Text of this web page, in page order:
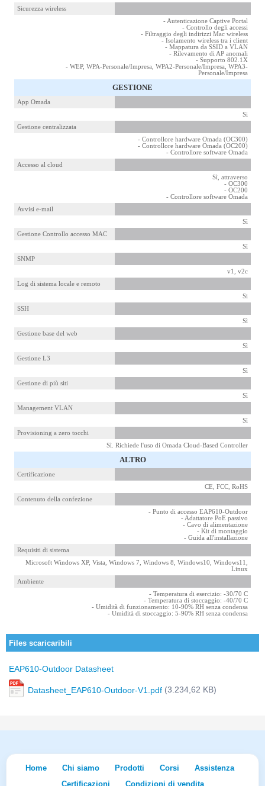
Sicurezza wireless
- Autenticazione Captive Portal
- Controllo degli accessi
- Filtraggio degli indirizzi Mac wireless
- Isolamento wireless tra i client
- Mappatura da SSID a VLAN
- Rilevamento di AP anomali
- Supporto 802.1X
- WEP, WPA-Personale/Impresa, WPA2-Personale/Impresa, WPA3-
Personale/Impresa
GESTIONE
App Omada
Si
Gestione centralizzata
- Controllore hardware Omada (OC300)
- Controllore hardware Omada (OC200)
- Controllore software Omada
Accesso al cloud
Sì, attraverso
- OC300
- OC200
- Controllore software Omada
Avvisi e-mail
Sì
Gestione Controllo accesso MAC
Sì
SNMP
v1, v2c
Log di sistema locale e remoto
Si
SSH
Sì
Gestione base del web
Sì
Gestione L3
Sì
Gestione di più siti
Sì
Management VLAN
Sì
Provisioning a zero tocchi
Sì. Richiede l'uso di Omada Cloud-Based Controller
ALTRO
Certificazione
CE, FCC, RoHS
Contenuto della confezione
- Punto di accesso EAP610-Outdoor
- Adattatore PoE passivo
- Cavo di alimentazione
- Kit di montaggio
- Guida all'installazione
Requisiti di sistema
Microsoft Windows XP, Vista, Windows 7, Windows 8, Windows10, Windows11,
Linux
Ambiente
- Temperatura di esercizio: -30/70 C
- Temperatura di stoccaggio: -40/70 C
- Umidità di funzionamento: 10-90% RH senza condensa
- Umidità di stoccaggio: 5-90% RH senza condensa
Files scaricaribili
EAP610-Outdoor Datasheet
Datasheet_EAP610-Outdoor-V1.pdf (3.234,62 KB)
Home Chi siamo Prodotti Corsi
Assistenza
Certificazioni
Condizioni di vendita